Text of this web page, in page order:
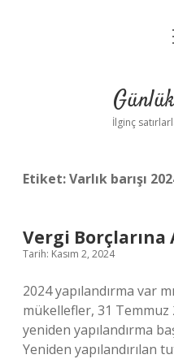
İlginç
Etiket:Varlık barışı
Vergi Borçlarına
Tarih: Kasım 2, 2024
2024 yapılandırma var
mükellefler, 31
yeniden yapılandırma
Yeniden yapılandırılan